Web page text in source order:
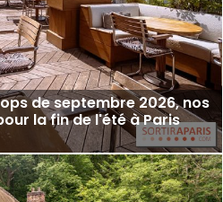
de septembre 2026, nos
la fin de l'été à Paris